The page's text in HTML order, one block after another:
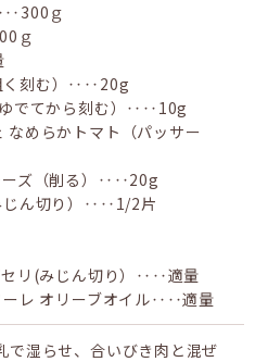
ｇ
ｇ
く刻む）‥‥20g
ゆでてから刻む）‥‥10g
なめらかトマト（パッサー
ーズ（削る）‥‥20g
じん切り）‥‥1/2片
セリ(みじん切り）‥‥適量
ーレ オリーブオイル‥‥適量
湿らせ、合いびき肉と混ぜ